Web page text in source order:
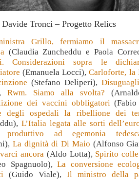
Tronci – Progetto Relics
Grillo, fermiamo il
(Claudia Zuncheddu e Paola
Considerazioni sopra le
(Emanuela Locci),Carloforte, la
(Stefano Deliperi),
Rwm. Siamo alla svolta?
dei vaccini obbligatori
degli ospedali la ribellione dei
L’Italia legata alle sorti
produttivo ad egemonia
La dignità di Di Maio (Alfonso
ancora(Aldo Lotta), Spirito
Spagnuolo), La conversione
(Guido Viale), Il ministro della